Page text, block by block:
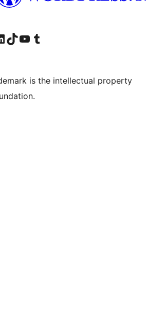
Facebook
account Instagram
il nostro account LinkedIn
Visita il nostro account TikTok
Visita il nostro canale YouTube
Visita il nostro account Tumblr
is the intellectual property